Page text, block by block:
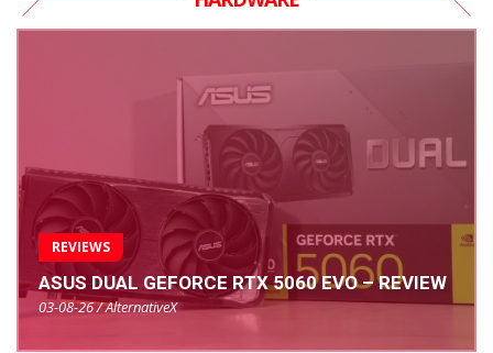
REVIEWS
ASUS DUAL GEFORCE RTX 5060 EVO – REVIEW
03-08-26 / AlternativeX